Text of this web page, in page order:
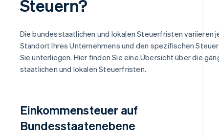
Steuern?
Die bundesstaatlichen und lokalen Steuerfristen variieren
Standort Ihres Unternehmens und den spezifischen
Sie unterliegen. Hier finden Sie eine Übersicht über die
staatlichen und lokalen Steuerfristen.
Einkommensteuer auf
Bundesstaatenebene